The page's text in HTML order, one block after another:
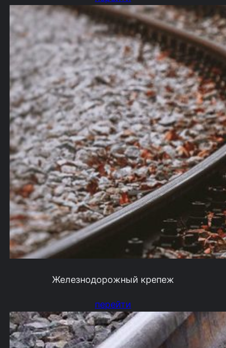
Железнодорожный крепеж
перейти